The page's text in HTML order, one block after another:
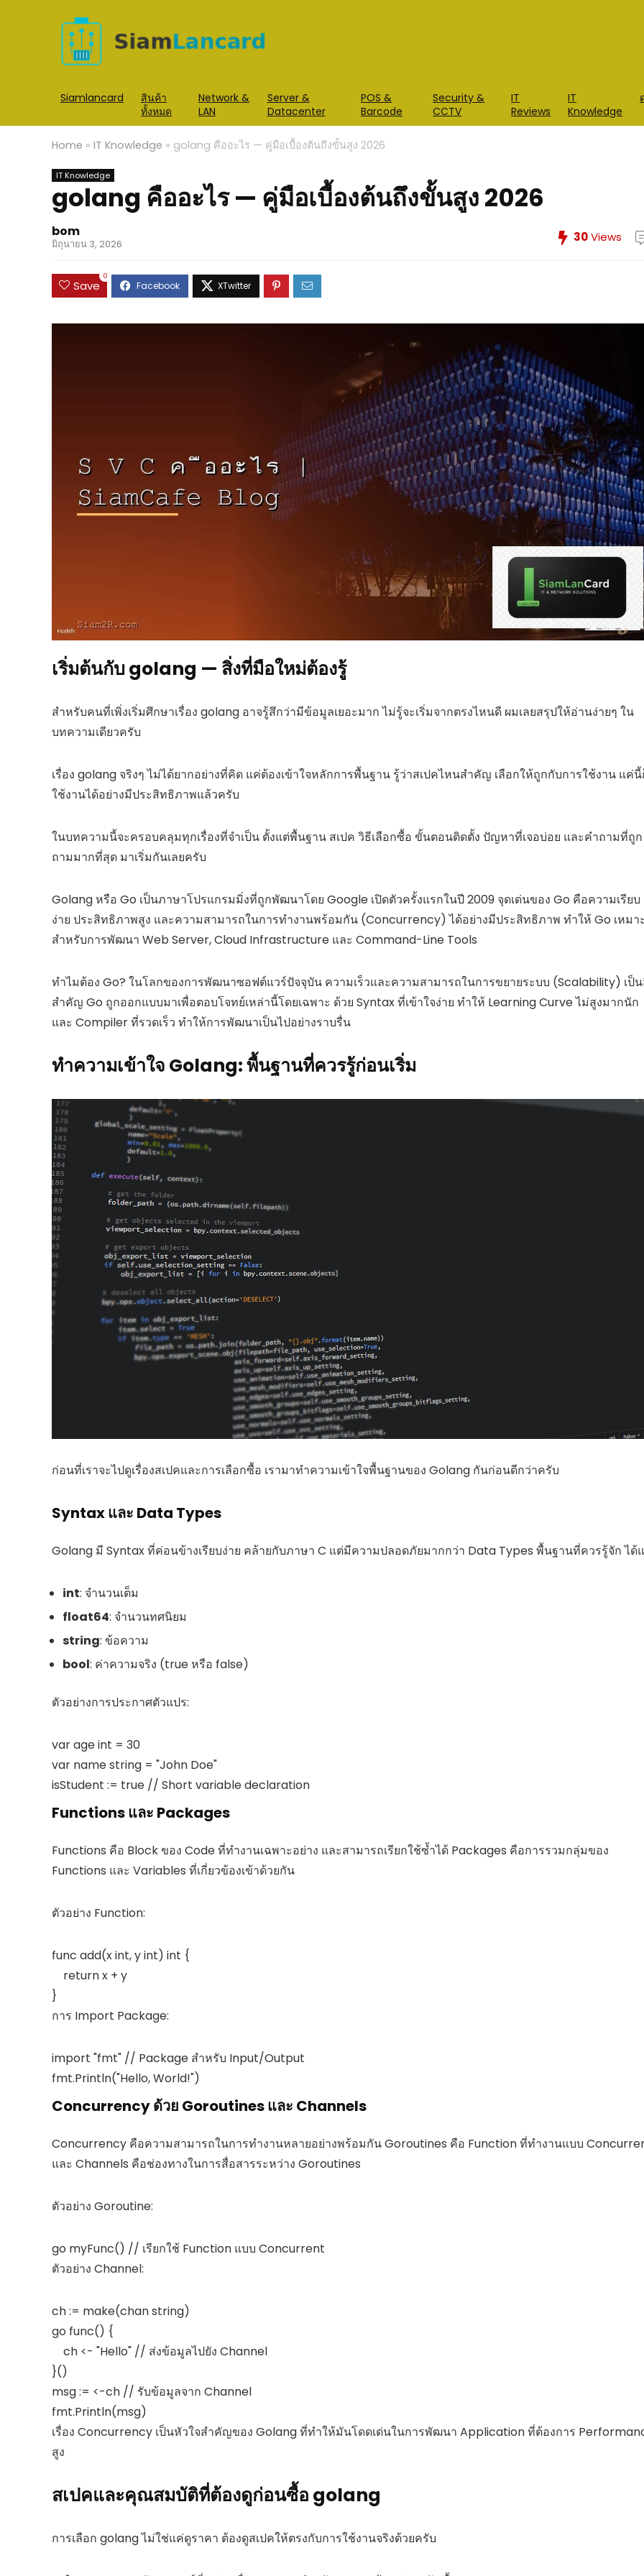
Siamlancard
สินค้า
ทั้งหมด
Network &
LAN
Server &
Datacenter
POS &
Barcode
Security &
CCTV
IT
Reviews
IT
Knowledge
Home » IT Knowledge » golang คืออะไร — คู่มือเบื้องต้นถึงขั้นสูง 2026
IT Knowledge
golang คืออะไร — คู่มือเบื้องต้นถึงขั้นสูง 2026
bom
มิถุนายน 3, 2026 30Views
Save
0
เริ่มต้นกับ golang — สิ่งที่มือใหม่ต้องรู้
สำหรับคนที่เพิ่งเริ่มศึกษาเรื่อง golang อาจรู้สึกว่ามีข้อมูลเยอะมาก ไม่รู้จะเริ่มจากตรงไหนดี ผมเลยสรุปให้อ่านง่ายๆ ใน
บทความเดียวครับ
เรื่อง golang จริงๆ ไม่ได้ยากอย่างที่คิด แค่ต้องเข้าใจหลักการพื้นฐาน รู้ว่าสเปคไหนสำคัญ เลือกให้ถูกกับการใช้งาน แค่
ใช้งานได้อย่างมีประสิทธิภาพแล้วครับ
ในบทความนี้จะครอบคลุมทุกเรื่องที่จำเป็น ตั้งแต่พื้นฐาน สเปค วิธีเลือกซื้อ ขั้นตอนติดตั้ง ปัญหาที่เจอบ่อย และคำถามที่ถูก
ถามมากที่สุด มาเริ่มกันเลยครับ
Golang หรือ Go เป็นภาษาโปรแกรมมิ่งที่ถูกพัฒนาโดย Google เปิดตัวครั้งแรกในปี 2009 จุดเด่นของ Go คือความเรียบ
ง่าย ประสิทธิภาพสูง และความสามารถในการทำงานพร้อมกัน (Concurrency) ได้อย่างมีประสิทธิภาพ ทำให้ Go เหมา
สำหรับการพัฒนา Web Server, Cloud Infrastructure และ Command-Line Tools
ทำไมต้อง Go? ในโลกของการพัฒนาซอฟต์แวร์ปัจจุบัน ความเร็วและความสามารถในการขยายระบบ (Scalability) เป็
สำคัญ Go ถูกออกแบบมาเพื่อตอบโจทย์เหล่านี้โดยเฉพาะ ด้วย Syntax ที่เข้าใจง่าย ทำให้ Learning Curve ไม่สูงมากนัก
และ Compiler ที่รวดเร็ว ทำให้การพัฒนาเป็นไปอย่างราบรื่น
ทำความเข้าใจ Golang: พื้นฐานที่ควรรู้ก่อนเริ่ม
ก่อนที่เราจะไปดูเรื่องสเปคและการเลือกซื้อ เรามาทำความเข้าใจพื้นฐานของ Golang กันก่อนดีกว่าครับ
Syntax และ Data Types
Golang มี Syntax ที่ค่อนข้างเรียบง่าย คล้ายกับภาษา C แต่มีความปลอดภัยมากกว่า Data Types พื้นฐานที่ควรรู้จัก ได้
int: จำนวนเต็ม
float64: จำนวนทศนิยม
string: ข้อความ
bool: ค่าความจริง (true หรือ false)
ตัวอย่างการประกาศตัวแปร:
var age int = 30
var name string = "John Doe"
Functions และ Packages
Functions คือ Block ของ Code ที่ทำงานเฉพาะอย่าง และสามารถเรียกใช้ซ้ำได้ Packages คือการรวมกลุ่มของ
Functions และ Variables ที่เกี่ยวข้องเข้าด้วยกัน
ตัวอย่าง Function:
func add(x int, y int) int {
    return x + y
การ Import Package:
import "fmt" // Package สำหรับ Input/Output
Concurrency ด้วย Goroutines และ Channels
Concurrency คือความสามารถในการทำงานหลายอย่างพร้อมกัน Goroutines คือ Function ที่ทำงานแบบ
และ Channels คือช่องทางในการสื่อสารระหว่าง Goroutines
ตัวอย่าง Goroutine:
ตัวอย่าง Channel:
ch := make(chan string)
go func() {
    ch <- "Hello" // ส่งข้อมูลไปยัง Channel
}()
msg := <-ch // รับข้อมูลจาก Channel
เรื่อง Concurrency เป็นหัวใจสำคัญของ Golang ที่ทำให้มันโดดเด่นในการพัฒนา Application ที่ต้องการ
สูง
สเปคและคุณสมบัติที่ต้องดูก่อนซื้อ golang
การเลือก golang ไม่ใช่แค่ดูราคา ต้องดูสเปคให้ตรงกับการใช้งานจริงด้วยครับ